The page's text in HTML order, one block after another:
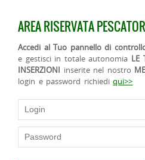
AREA RISERVATA
Accedi al Tuo pannello di
e gestisci in totale autonomia LE
INSERZIONI inserite nel nostro
login e password richiediqui>>